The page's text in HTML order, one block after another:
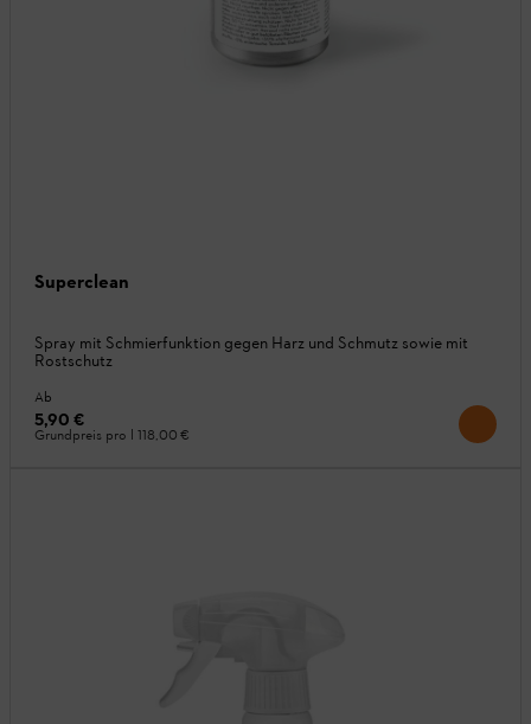
Superclean
Spray mit Schmierfunktion gegen Harz und Schmutz sowie mit
Rostschutz
Ab
5,90 €
Grundpreis pro l 118,00 €